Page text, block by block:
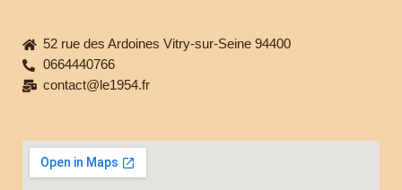
52 rue des Ardoines Vitry-sur-Seine 94400
0664440766
contact@le1954.fr